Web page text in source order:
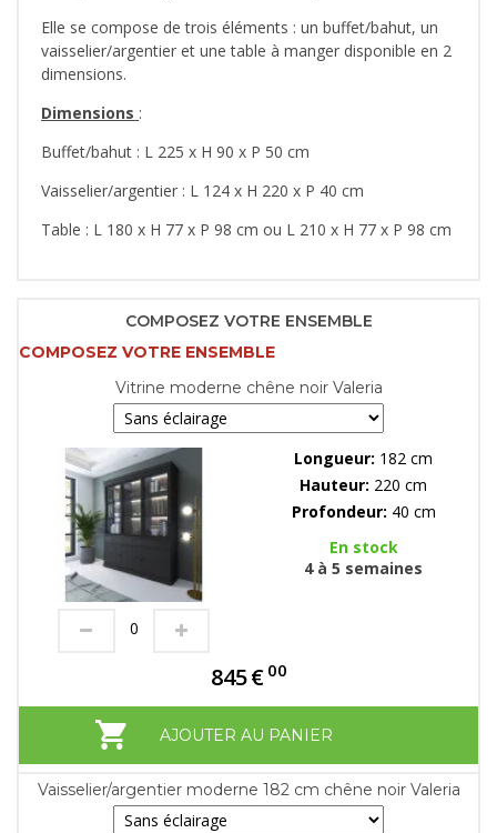
Elle se compose de trois éléments : un buffet/bahut, un
vaisselier/argentier et une table à manger disponible en 2
dimensions.
Dimensions :
Buffet/bahut : L 225 x H 90 x P 50 cm
Vaisselier/argentier : L 124 x H 220 x P 40 cm
Table : L 180 x H 77 x P 98 cm ou L 210 x H 77 x P 98 cm
COMPOSEZ VOTRE ENSEMBLE
COMPOSEZ VOTRE ENSEMBLE
Vitrine moderne chêne noir Valeria
Longueur: 182 cm
Hauteur: 220 cm
Profondeur: 40 cm
En stock
4 à 5 semaines
845€ 00
AJOUTER AU PANIER
Vaisselier/argentier moderne 182 cm chêne noir Valeria